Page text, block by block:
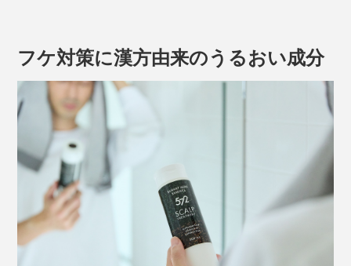
そもそも、髪は、一度生えた分は、そのまんま。肌とち
がって、傷ついても、細胞による自己修復機能がありま
フケ対策に漢方由来のうるおい成分